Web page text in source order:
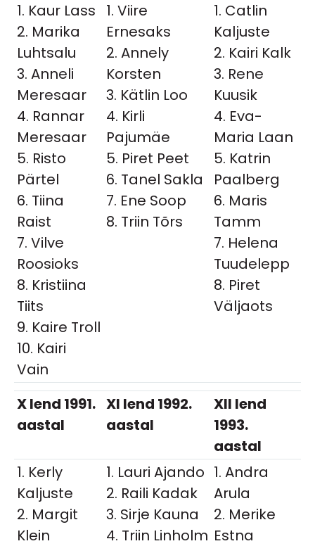
1. Kaur Lass
2. Marika
Luhtsalu
3. Anneli
Meresaar
4. Rannar
Meresaar
5. Risto
Pärtel
6. Tiina
Raist
7. Vilve
Roosioks
8. Kristiina
Tiits
9. Kaire Troll
10. Kairi
Vain
1. Viire
Ernesaks
2. Annely
Korsten
3. Kätlin Loo
4. Kirli
Pajumäe
5. Piret Peet
6. Tanel Sakla
7. Ene Soop
8. Triin Tõrs
1. Catlin
Kaljuste
2. Kairi Kalk
3. Rene
Kuusik
4. Eva-
Maria Laan
5. Katrin
Paalberg
6. Maris
Tamm
7. Helena
Tuudelepp
8. Piret
Väljaots
X lend 1991.
aastal
XI lend 1992.
aastal
XII lend
1993.
aastal
1. Kerly
Kaljuste
2. Margit
Klein
1. Lauri Ajando
2. Raili Kadak
3. Sirje Kauna
4. Triin Linholm
1. Andra
Arula
2. Merike
Estna